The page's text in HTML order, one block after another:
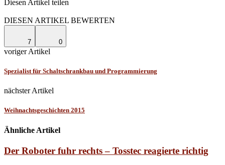
Diesen Artikel teilen
DIESEN ARTIKEL BEWERTEN
7 0
voriger Artikel
Spezialist für Schaltschrankbau und Programmierung
nächster Artikel
Weihnachtsgeschichten 2015
Ähnliche Artikel
Der Roboter fuhr rechts – Tosstec reagierte richtig